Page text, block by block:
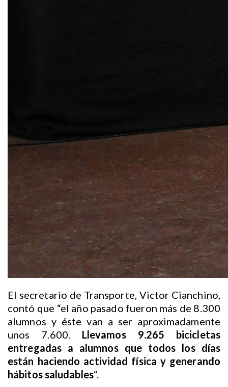
El secretario de Transporte, Victor Cianchino,
contó que “el año pasado fueron más de 8.300
alumnos y éste van a ser aproximadamente
unos 7.600.Llevamos 9.265 bicicletas
entregadas a alumnos que todos los días
están haciendo actividad física y generando
hábitos saludables“.